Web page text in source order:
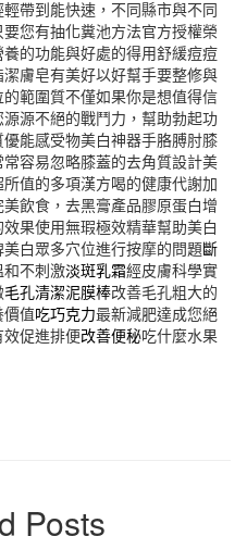
帶到能快速，不同縣市與不同
要您有抽化糞池方法官方授權榮
的功能與好處的得用舒緩痘痘
膚皂有美好以好幫手要整修與
範圍質不僅如果你是想值得信
源不絕的戰鬥力，幫助勃起功
能感受物美白神器手胳膊肘膝
常容易忽略膝蓋的去角質設計美
值的多項漢方喝的健康代謝加
飲食，去黑膏產品膠原蛋白增
果使用無瑕極效精華幫助美白
白眾多穴位進行按摩的問題斷
不刺激淡斑乳霜經皮膚科學實
毛孔清潔泥膜棒改善毛孔粗大的
值吃巧克力最新減肥達成您絕
促進排便改善便秘吃什麼水果
Posts